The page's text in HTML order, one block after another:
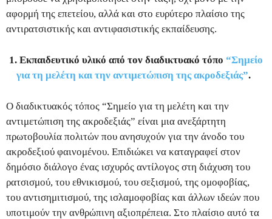
αφορμή της επετείου, αλλά και στο ευρύτερο πλαίσιο της
αντιρατσιστικής και αντιφασιστικής εκπαίδευσης.
1. Εκπαιδευτικό υλικό από τον διαδικτυακό τόπο “Σημείο
για τη μελέτη και την αντιμετώπιση της ακροδεξιάς”.
Ο διαδικτυακός τόπος “Σημείο για τη μελέτη και την
αντιμετώπιση της ακροδεξιάς” είναι μια ανεξάρτητη
πρωτοβουλία πολιτών που ανησυχούν για την άνοδο του
ακροδεξιού φαινομένου. Επιδιώκει να καταγραφεί στον
δημόσιο διάλογο ένας ισχυρός αντίλογος στη διάχυση του
ρατσισμού, του εθνικισμού, του σεξισμού, της ομοφοβίας,
του αντισημιτισμού, της ισλαμοφοβίας και άλλων ιδεών που
υποτιμούν την ανθρώπινη αξιοπρέπεια. Στο πλαίσιο αυτό τα